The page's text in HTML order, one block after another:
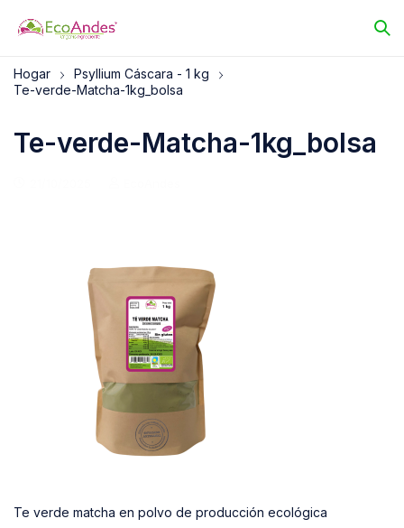
Hogar
Psyllium Cáscara - 1 kg
Te-verde-Matcha-1kg_bolsa
Te-verde-Matcha-1kg_bolsa
Te verde matcha en polvo de producción ecológica